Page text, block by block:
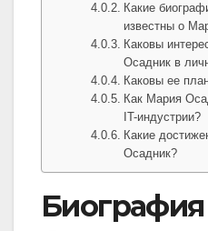
Какие
известны о
Каковы
Осадник в
Каковы ее
Как Мария
IT-индустрии?
Какие
Осадник?